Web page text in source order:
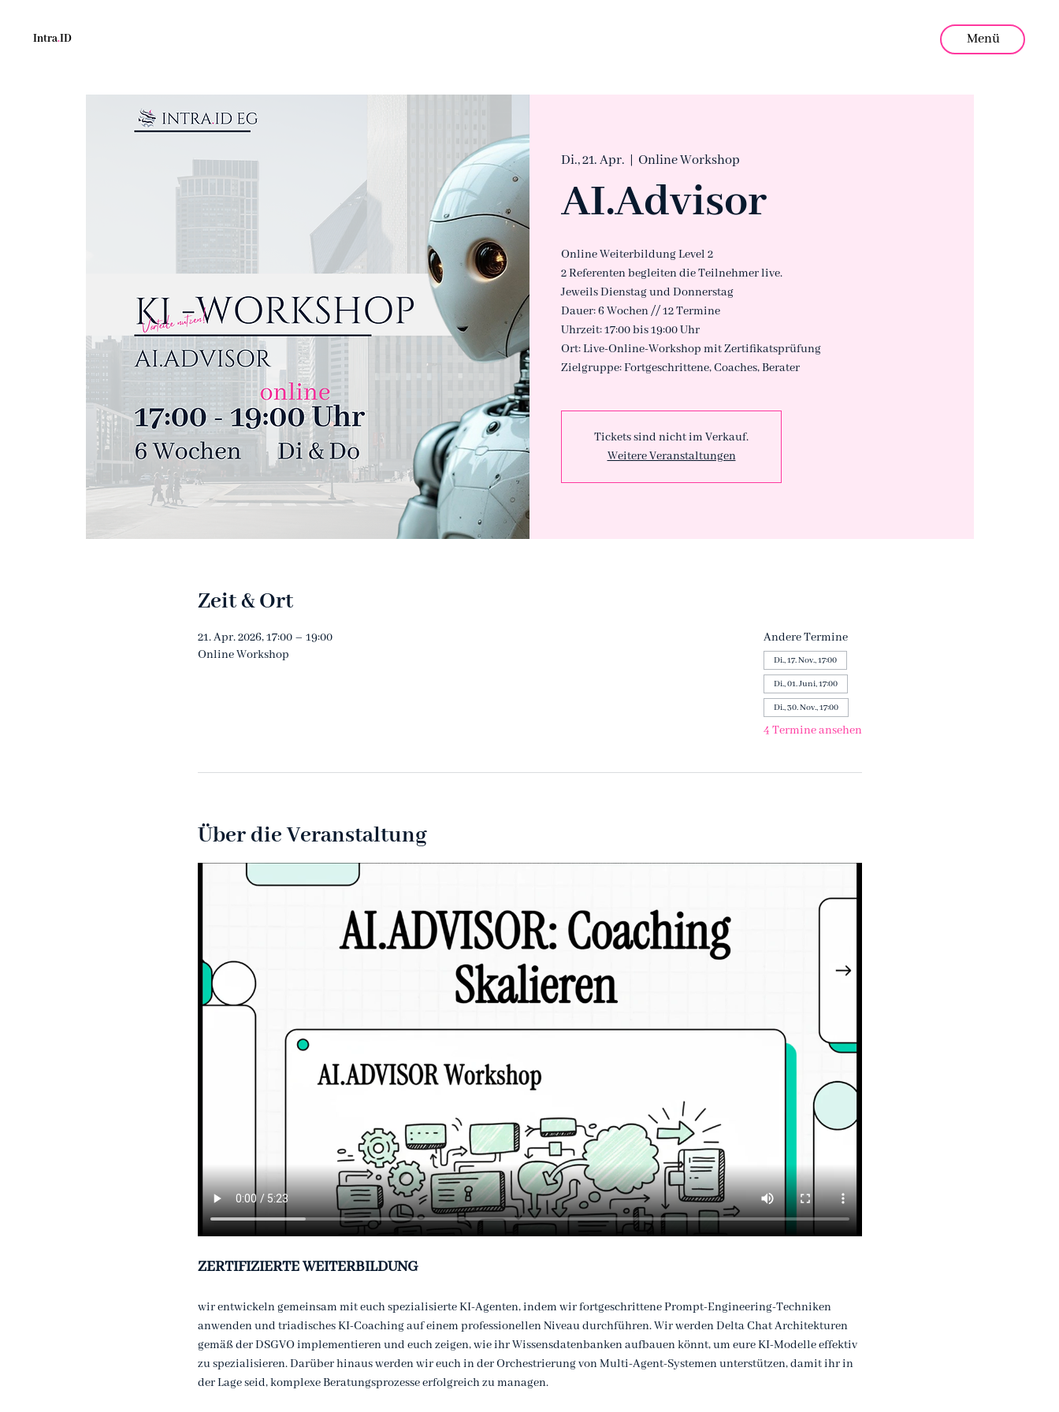
Intra.ID Menü
Di., 21. Apr.
  |
Online Workshop
AI.Advisor
Online Weiterbildung Level 2
2 Referenten begleiten die Teilnehmer live.
Jeweils Dienstag und Donnerstag
Dauer: 6 Wochen // 12 Termine
Uhrzeit: 17:00 bis 19:00 Uhr
Ort: Live-Online-Workshop mit Zertifikatsprüfung
Zielgruppe: Fortgeschrittene, Coaches, Berater
Tickets sind nicht im Verkauf.
Weitere Veranstaltungen
Zeit & Ort
21. Apr. 2026, 17:00 – 19:00
Online Workshop
Andere Termine
Di., 17. Nov., 17:00
Di., 01. Juni, 17:00
Di., 30. Nov., 17:00
4 Termine ansehen
Über die Veranstaltung
ZERTIFIZIERTE WEITERBILDUNG
wir entwickeln gemeinsam mit euch spezialisierte KI-Agenten, indem wir fortgeschrittene Prompt-Engineering-Techniken
anwenden und triadisches KI-Coaching auf einem professionellen Niveau durchführen. Wir werden Delta Chat Architekturen
gemäß der DSGVO implementieren und euch zeigen, wie ihr Wissensdatenbanken aufbauen könnt, um eure KI-Modelle effektiv
zu spezialisieren. Darüber hinaus werden wir euch in der Orchestrierung von Multi-Agent-Systemen unterstützen, damit ihr in
der Lage seid, komplexe Beratungsprozesse erfolgreich zu managen.